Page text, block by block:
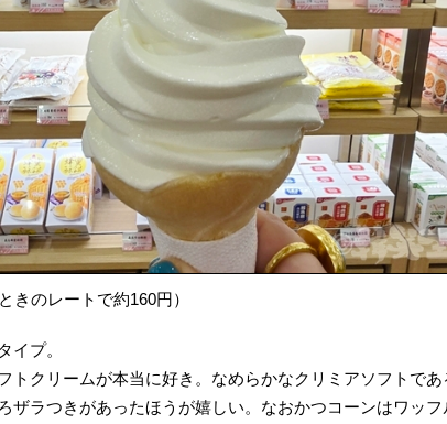
きのレートで約160円）
イプ。
トクリームが本当に好き。なめらかなクリミアソフトであ
ザラつきがあったほうが嬉しい。なおかつコーンはワッフ